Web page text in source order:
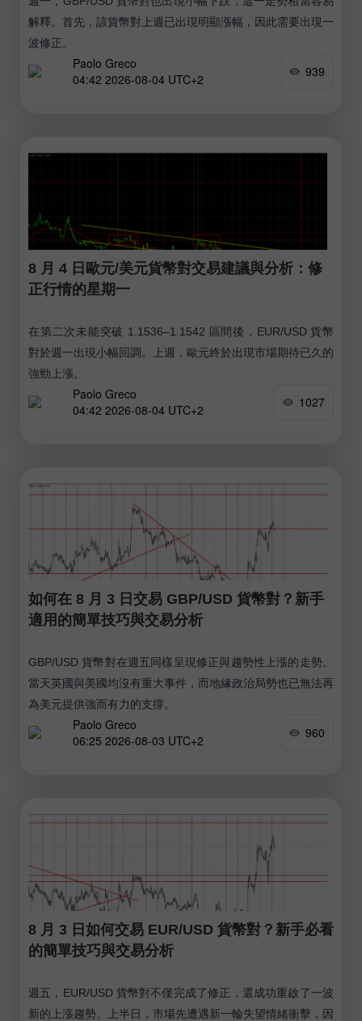
解釋。首先，該貨幣對上週已出現明顯漲幅，因此需要出現一
波修正。
Paolo Greco
04:42 2026-08-04 UTC+2
939
8 月 4 日歐元/美元貨幣對交易建議與分析：修
正行情的星期一
在第二次未能突破 1.1536–1.1542 區間後，EUR/USD 貨幣
對於週一出現小幅回調。上週，歐元終於出現市場期待已久的
強勁上漲。
Paolo Greco
04:42 2026-08-04 UTC+2
1027
如何在 8 月 3 日交易 GBP/USD 貨幣對？新手
適用的簡單技巧與交易分析
GBP/USD 貨幣對在週五同樣呈現修正與趨勢性上漲的走勢。
當天英國與美國均沒有重大事件，而地緣政治局勢也已無法再
為美元提供強而有力的支撐。
Paolo Greco
06:25 2026-08-03 UTC+2
960
8 月 3 日如何交易 EUR/USD 貨幣對？新手必看
的簡單技巧與交易分析
週五，EUR/USD 貨幣對不僅完成了修正，還成功重啟了一波
新的上漲趨勢。上半日，市場先遭遇新一輪失望情緒衝擊，因